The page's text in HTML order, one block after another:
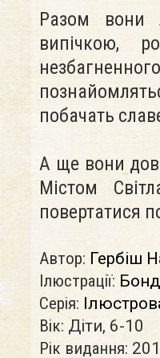
Разом вони
випічкою,
побачать
А ще вони
Містом
повертатися
Автор: Гербіш
Ілюстрації:
Серія:
Вік: Діти, 6-10
Рік видання: